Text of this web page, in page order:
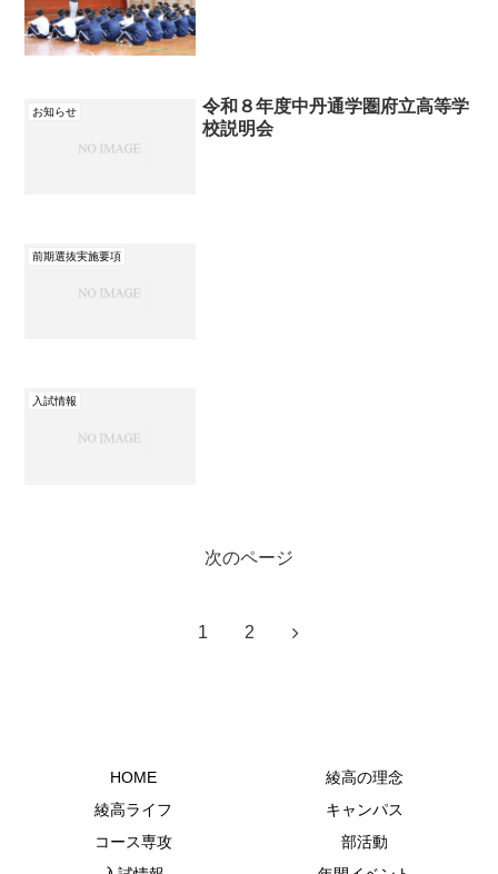
お知らせ
令和８年度中丹通学圏府立高等学
校説明会
前期選抜実施要項
入試情報
次のページ
1 2
HOME
綾高の理念
綾高ライフ
キャンパス
コース専攻
部活動